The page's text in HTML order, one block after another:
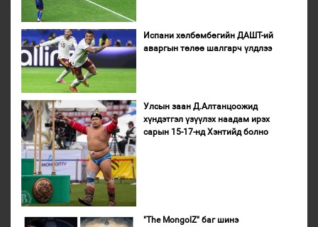
Испани хөлбөмбөгийн ДАШТ-ий
аваргын төлөө шалгарч үлдлээ
Улсын заан Д.Алтанцоожид
хүндэтгэл үзүүлэх наадам ирэх
сарын 15-17-нд Хэнтийд болно
"The MongolZ" баг шинэ